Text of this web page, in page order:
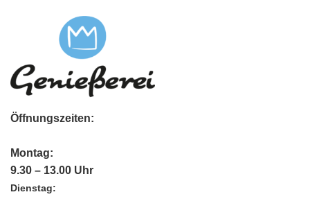
Öffnungszeiten:
Montag:
9.30 – 13.00 Uhr
Dienstag: